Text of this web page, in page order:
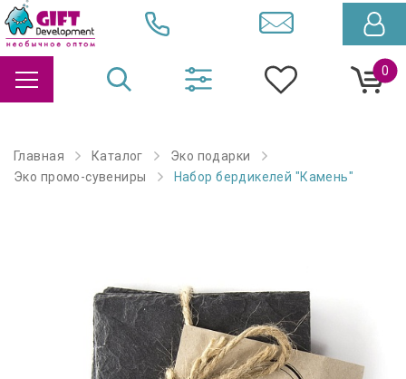
0
Главная Каталог
Эко подарки
Эко промо-сувениры
Набор бердикелей "Камень"